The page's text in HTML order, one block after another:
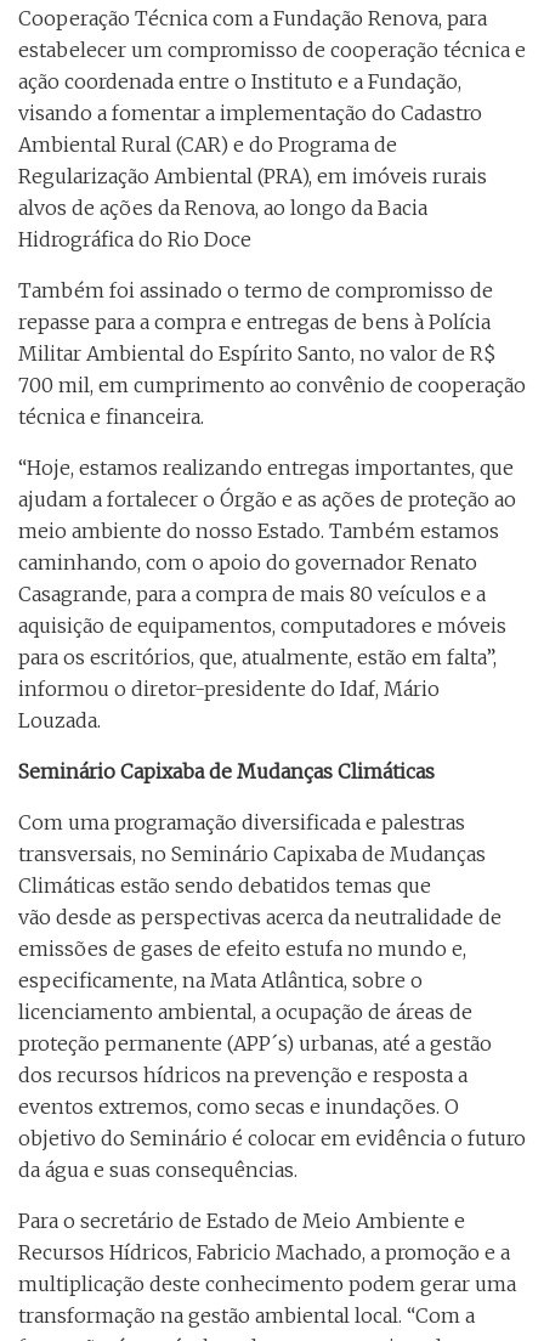
Cooperação Técnica com a Fundação Renova, para
estabelecer um compromisso de cooperação técnica e
ação coordenada entre o Instituto e a Fundação,
visando a fomentar a implementação do Cadastro
Ambiental Rural (CAR) e do Programa de
Regularização Ambiental (PRA), em imóveis rurais
alvos de ações da Renova, ao longo da Bacia
Hidrográfica do Rio Doce
Também foi assinado o termo de compromisso de
repasse para a compra e entregas de bens à Polícia
Militar Ambiental do Espírito Santo, no valor de R$
700 mil, em cumprimento ao convênio de cooperação
técnica e financeira.
“Hoje, estamos realizando entregas importantes, que
ajudam a fortalecer o Órgão e as ações de proteção ao
meio ambiente do nosso Estado. Também estamos
caminhando, com o apoio do governador Renato
Casagrande, para a compra de mais 80 veículos e a
aquisição de equipamentos, computadores e móveis
para os escritórios, que, atualmente, estão em falta”,
informou o diretor-presidente do Idaf, Mário
Louzada.
Seminário Capixaba de Mudanças Climáticas
Com uma programação diversificada e palestras
transversais, no Seminário Capixaba de Mudanças
Climáticas estão sendo debatidos temas que
vão desde as perspectivas acerca da neutralidade de
emissões de gases de efeito estufa no mundo e,
especificamente, na Mata Atlântica, sobre o
licenciamento ambiental, a ocupação de áreas de
proteção permanente (APP´s) urbanas, até a gestão
dos recursos hídricos na prevenção e resposta a
eventos extremos, como secas e inundações. O
objetivo do Seminário é colocar em evidência o futuro
da água e suas consequências.
Para o secretário de Estado de Meio Ambiente e
Recursos Hídricos, Fabricio Machado, a promoção e a
multiplicação deste conhecimento podem gerar uma
transformação na gestão ambiental local. “Com a